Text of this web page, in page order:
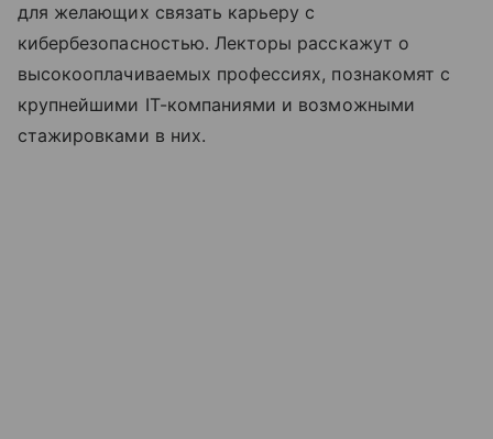
для желающих связать карьеру с
кибербезопасностью. Лекторы расскажут о
высокооплачиваемых профессиях, познакомят с
крупнейшими IT-компаниями и возможными
стажировками в них.